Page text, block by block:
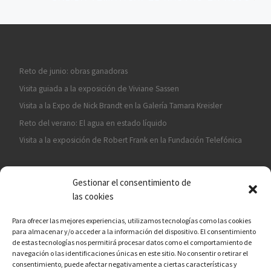
Gestionar el consentimiento de
las cookies
Para ofrecer las mejores experiencias, utilizamos tecnologías como las cookies
para almacenar y/o acceder a la información del dispositivo. El consentimiento
de estas tecnologías nos permitirá procesar datos como el comportamiento de
navegación o las identificaciones únicas en este sitio. No consentir o retirar el
consentimiento, puede afectar negativamente a ciertas características y
Reto de junio: obras ganadoras
Visita guiada a la exposición de Viviane Sassen
Visita a la Expo de Nick Brandt en la Galería Tamara Kreisler
Reto del verano: El agua en estado líquido
Visita a la exposición de Robert Frank en la Fundación Telefónica
¡ASÓCIATE A CÁMARA EN MANO!